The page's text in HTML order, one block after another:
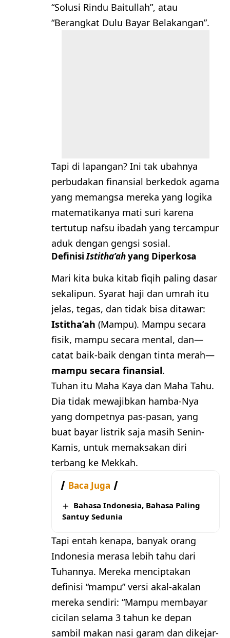
“Solusi Rindu Baitullah”, atau
“Berangkat Dulu Bayar Belakangan”.
Tapi di lapangan? Ini tak ubahnya
perbudakan finansial berkedok agama
yang memangsa mereka yang logika
matematikanya mati suri karena
tertutup nafsu ibadah yang tercampur
aduk dengan gengsi sosial.
​DefinisiIstitha’ahyang Diperkosa
​Mari kita buka kitab fiqih paling dasar
sekalipun. Syarat haji dan umrah itu
jelas, tegas, dan tidak bisa ditawar:
Istitha’ah (Mampu). Mampu secara
fisik, mampu secara mental, dan—
catat baik-baik dengan tinta merah—
mampu secara finansial.
​Tuhan itu Maha Kaya dan Maha Tahu.
Dia tidak mewajibkan hamba-Nya
yang dompetnya pas-pasan, yang
buat bayar listrik saja masih Senin-
Kamis, untuk memaksakan diri
terbang ke Mekkah.
Baca Juga
Bahasa Indonesia, Bahasa Paling
Santuy Sedunia
Tapi entah kenapa, banyak orang
Indonesia merasa lebih tahu dari
Tuhannya. Mereka menciptakan
definisi “mampu” versi akal-akalan
mereka sendiri: “Mampu membayar
cicilan selama 3 tahun ke depan
sambil makan nasi garam dan dikejar-